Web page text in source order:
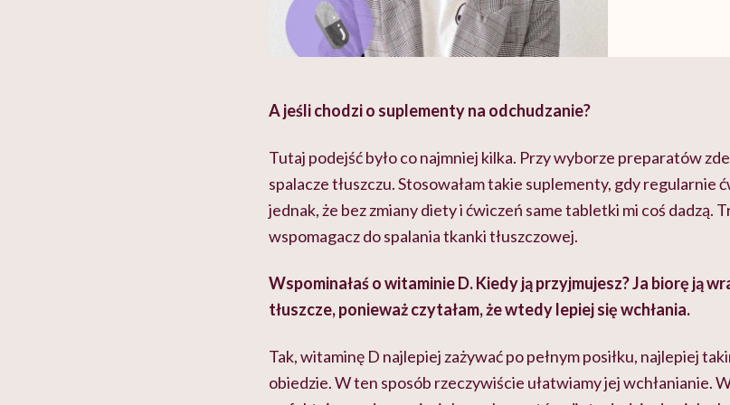
A jeśli chodzi o suplementy na odchudzanie?
Tutaj podejść było co najmniej kilka. Przy wyborze preparatów
spalacze tłuszczu. Stosowałam takie suplementy, gdy regularnie
jednak, że bez zmiany diety i ćwiczeń same tabletki mi coś dadzą.
wspomagacz do spalania tkanki tłuszczowej.
Wspominałaś o witaminie D. Kiedy ją przyjmujesz? Ja biorę ją
tłuszcze, ponieważ czytałam, że wtedy lepiej się wchłania.
Tak, witaminę D najlepiej zażywać po pełnym posiłku, najlepiej
obiedzie. W ten sposób rzeczywiście ułatwiamy jej wchłanianie.